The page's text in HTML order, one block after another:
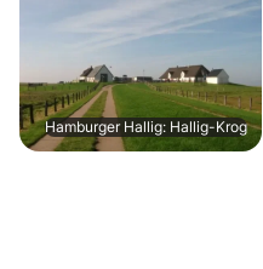
Hamburger Hallig: Hallig-Krog